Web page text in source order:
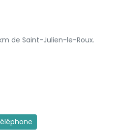
de Saint-Julien-le-Roux.